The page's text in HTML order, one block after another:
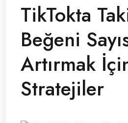
TikTokta
Beğeni
Artırmak
Stratejiler